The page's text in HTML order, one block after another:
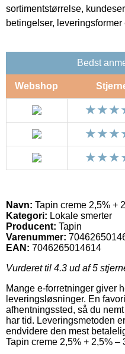
sortimentstørrelse,
betingelser,
Bedst
Webshop
Navn: Tapin creme 2,5% +
Kategori: Lokale smerter
Producent: Tapin
Varenummer:
EAN: 7046265014614
Vurderet til 4.3 ud af 5
Mange e-forretninger giver
leveringsløsninger. En
afhentningssted, så du
har tid. Leveringsmetoden
endvidere den mest
Tapin creme 2,5% + 2,5% –